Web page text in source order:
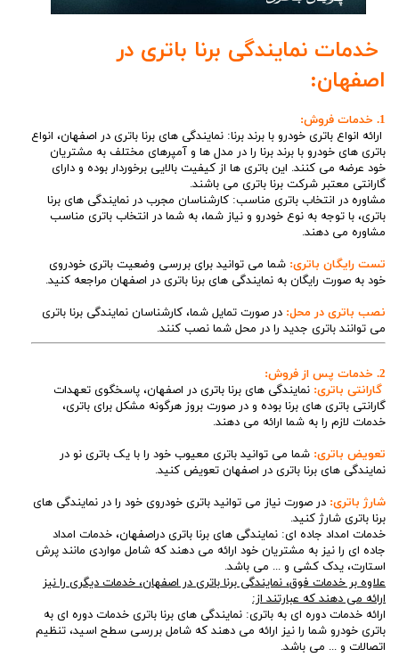
خدمات نمایندگی برنا باتری در
اصفهان:
1. خدمات فروش:
ارائه انواع باتری خودرو با برند برنا: نمایندگی های برنا باتری در اصفهان، انواع
باتری های خودرو با برند برنا را در مدل ها و آمپرهای مختلف به مشتریان
خود عرضه می کنند. این باتری ها از کیفیت بالایی برخوردار بوده و دارای
گارانتی معتبر شرکت برنا باتری می باشند.
مشاوره در انتخاب باتری مناسب: کارشناسان مجرب در نمایندگی های برنا
باتری، با توجه به نوع خودرو و نیاز شما، به شما در انتخاب باتری مناسب
مشاوره می دهند.
تست رایگان باتری: شما می توانید برای بررسی وضعیت باتری خودروی
خود به صورت رایگان به نمایندگی های برنا باتری در اصفهان مراجعه کنید.
نصب باتری در محل: در صورت تمایل شما، کارشناسان نمایندگی برنا باتری
می توانند باتری جدید را در محل شما نصب کنند.
2. خدمات پس از فروش:
گارانتی باتری: نمایندگی های برنا باتری در اصفهان، پاسخگوی تعهدات
گارانتی باتری های برنا بوده و در صورت بروز هرگونه مشکل برای باتری،
خدمات لازم را به شما ارائه می دهند.
تعویض باتری: شما می توانید باتری معیوب خود را با یک باتری نو در
نمایندگی های برنا باتری در اصفهان تعویض کنید.
شارژ باتری: در صورت نیاز می توانید باتری خودروی خود را در نمایندگی های
برنا باتری شارژ کنید.
خدمات امداد جاده ای: نمایندگی های برنا باتری دراصفهان، خدمات امداد
جاده ای را نیز به مشتریان خود ارائه می دهند که شامل مواردی مانند پرش
استارت، یدک کشی و ... می باشد.
علاوه بر خدمات فوق، نمایندگی برنا باتری در اصفهان، خدمات دیگری را نیز
ارائه می دهند که عبارتند از:
ارائه خدمات دوره ای به باتری: نمایندگی های برنا باتری خدمات دوره ای به
باتری خودرو شما را نیز ارائه می دهند که شامل بررسی سطح اسید، تنظیم
اتصالات و ... می باشد.